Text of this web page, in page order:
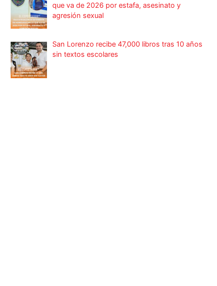
que va de 2026 por estafa, asesinato y
agresión sexual
San Lorenzo recibe 47,000 libros tras 10 años
sin textos escolares